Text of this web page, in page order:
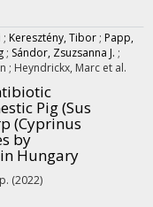
; Keresztény, Tibor ; Papp,
; Sándor, Zsuzsanna J. ;
; Heyndrickx, Marc et al.
Pig (Sus
(Cyprinus
by
Hungary
(2022)